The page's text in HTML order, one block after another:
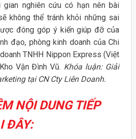
nghiên cứu có hạn nên bài
không thể tránh khỏi những sai
đóng góp ý kiến giúp đỡ của
đạo, phòng kinh doanh của Chi
TNHH Nippon Express (Việt
Vận Đình Vũ. Khóa luận: Giải
tại CN Cty Liên Doanh.
NỘI DUNG TIẾP
ĐÂY: